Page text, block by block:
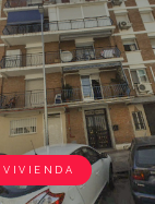
VIVIENDA